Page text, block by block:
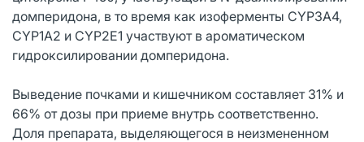
домперидона, в то время как изоферменты CYP3A4,
CYP1A2 и CYP2E1 участвуют в ароматическом
гидроксилировании домперидона.
Выведение почками и кишечником составляет 31% и
66% от дозы при приеме внутрь соответственно.
Доля препарата, выделяющегося в неизмененном